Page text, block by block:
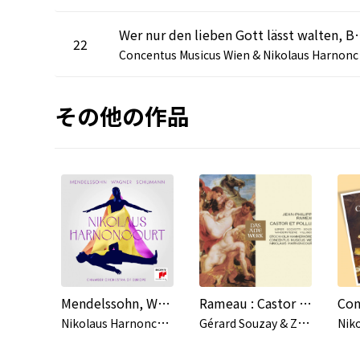
22
Wer nur den lieben Gott
その他の作品
Mendelssohn, Wagner, Schumann
N
ikolaus Harnoncourt,Chamber Orchestra of Europe,Arnold Schoenberg Chor,Elisabeth Kulman
Rameau : Castor et Pollux (DAW 50)
G
érard Souzay & Zeger Vandersteene & Nikolaus Harnoncourt & Concentus Musicus Wien